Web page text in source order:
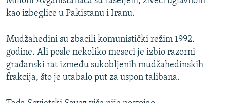
kao izbeglice u Pakistanu i Iranu.
Mudžahedini su zbacili komunistički režim 1992.
godine. Ali posle nekoliko meseci je izbio razorni
građanski rat između sukobljenih mudžahedinskih
frakcija, što je utabalo put za uspon talibana.